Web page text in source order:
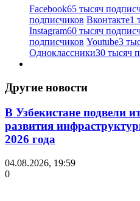
Facebook65 тысяч
подписчиков Вконтакте1
Instagram60 тысяч
подписчиков Youtube3
Одноклассники30 тысяч
Другие новости
В Узбекистане подвели
развития
2026 года
04.08.2026, 19:59
0